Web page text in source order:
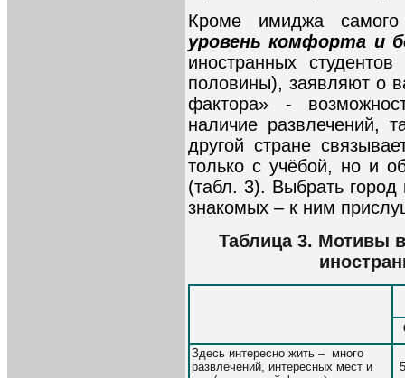
Кроме имиджа
уровень комфорта и
иностранных
половины), заявляют о
фактора» -
наличие развлечений,
другой стране
только с учёбой, но и
(табл. 3). Выбрать
знакомых – к ним
Таблица 3. Мотивы
Здесь интересно жить – много
развлечений, интересных мест и